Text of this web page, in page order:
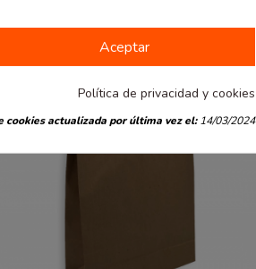
Aceptar
Política de privacidad y cookies
cookies actualizada por última vez el:14/03/2024